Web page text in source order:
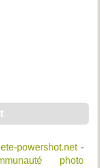
powershot.net-
photo